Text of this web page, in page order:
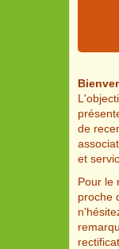
de
et
Pour le
proche